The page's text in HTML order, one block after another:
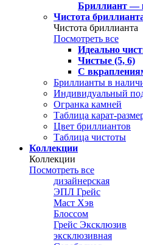
Бриллиант —
Чистота
Чистота бриллианта
Посмотреть все
Идеально
Чистые (5, 6)
С
Бриллианты в
Индивидуальный
Огранка камней
Таблица карат-
Цвет бриллиантов
Таблица чистоты
Коллекции
Коллекции
Посмотреть все
дизайнерская
ЭПЛ Грейс
Маст Хэв
Блоссом
Грейс Эксклюзив
эксклюзивная